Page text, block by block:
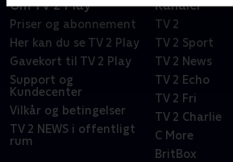
Om TV 2 Play
Priser og abonnement
Her kan du se TV 2 Play
Gavekort til TV 2 Play
Support og
Kundecenter
Vilkår og betingelser
TV 2 NEWS i offentligt
rum
Kanaler
TV 2
TV 2 Sport
TV 2 News
TV 2 Echo
TV 2 Fri
TV 2 Charlie
C More
BritBox